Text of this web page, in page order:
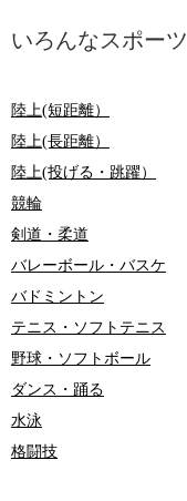
いろんなスポーツ
陸上(短距離）
陸上(長距離）
陸上(投げる・跳躍）
競輪
剣道・柔道
バレーボール・バスケ
バドミントン
テニス・ソフトテニス
野球・ソフトボール
ダンス・踊る
水泳
格闘技